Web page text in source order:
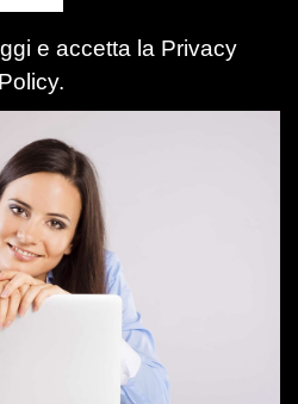
e accetta la Privacy
Policy.